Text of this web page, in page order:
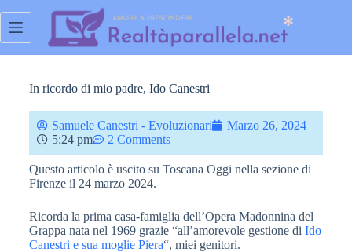
In ricordo di mio padre, Ido Canestri
Samuele Canestri - Evoluzionari
Marzo 26, 2024
5:24 pm
2 Comments
Questo articolo è uscito su Toscana Oggi nella sezione di
Firenze il 24 marzo 2024.
Ricorda la prima casa-famiglia dell’Opera Madonnina del
Grappa nata nel 1969 grazie “all’amorevole gestione di Ido
Canestri e sua moglie Piera“, miei genitori.